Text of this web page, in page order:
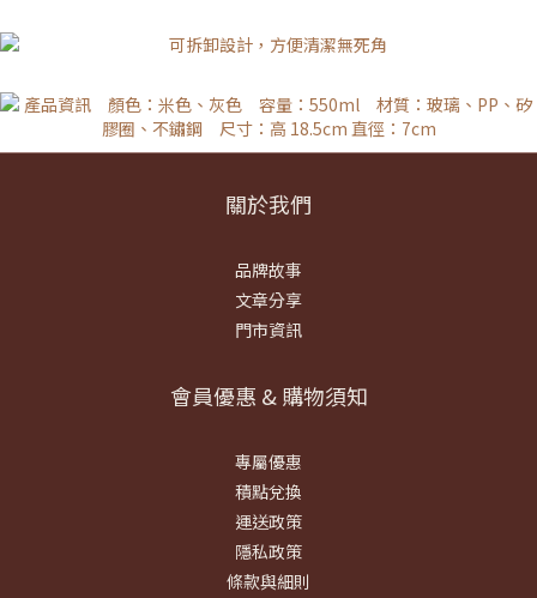
關於我們
品牌故事
文章分享
門市資訊
會員優惠 & 購物須知
專屬優惠
積點兌換
運送政策
隱私政策
條款與細則